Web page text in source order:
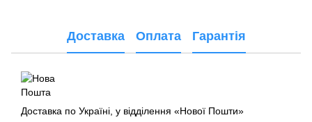
Доставка Оплата Гарантія
Доставка по Україні, у відділення «Нової Пошти»